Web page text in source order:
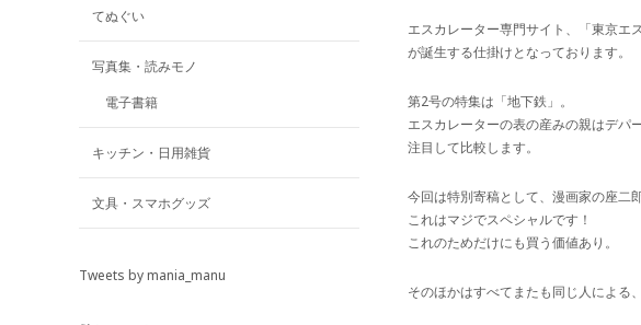
エスカレーター専門サイト、「東京エ
が誕生する仕掛けとなっております。
第2号の特集は「地下鉄」。
エスカレーターの表の産みの親はデパ
注目して比較します。
今回は特別寄稿として、漫画家の座二
これはマジでスペシャルです！
これのためだけにも買う価値あり。
そのほかはすべてまたも同じ人による
てぬぐい
写真集・読みモノ
電子書籍
キッチン・日用雑貨
文具・スマホグッズ
Tweets by mania_manu